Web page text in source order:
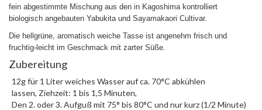
fein abgestimmte Mischung aus den in Kagoshima kontrolliert
biologisch angebauten Yabukita und Sayamakaori Cultivar.
Die hellgrüne, aromatisch weiche Tasse ist angenehm frisch und
fruchtig-leicht im Geschmack mit zarter Süße
Zubereitung
12g für 1 Liter weiches Wasser auf ca. 70°C abkühlen
lassen, Ziehzeit: 1 bis 1,5 Minuten,
Den 2. oder 3. Aufguß mit 75° bis 80°C und nur kurz (1/2 Minute)